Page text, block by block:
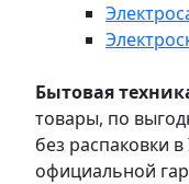
Бытовая
товары, по
без распаковки в
официальной